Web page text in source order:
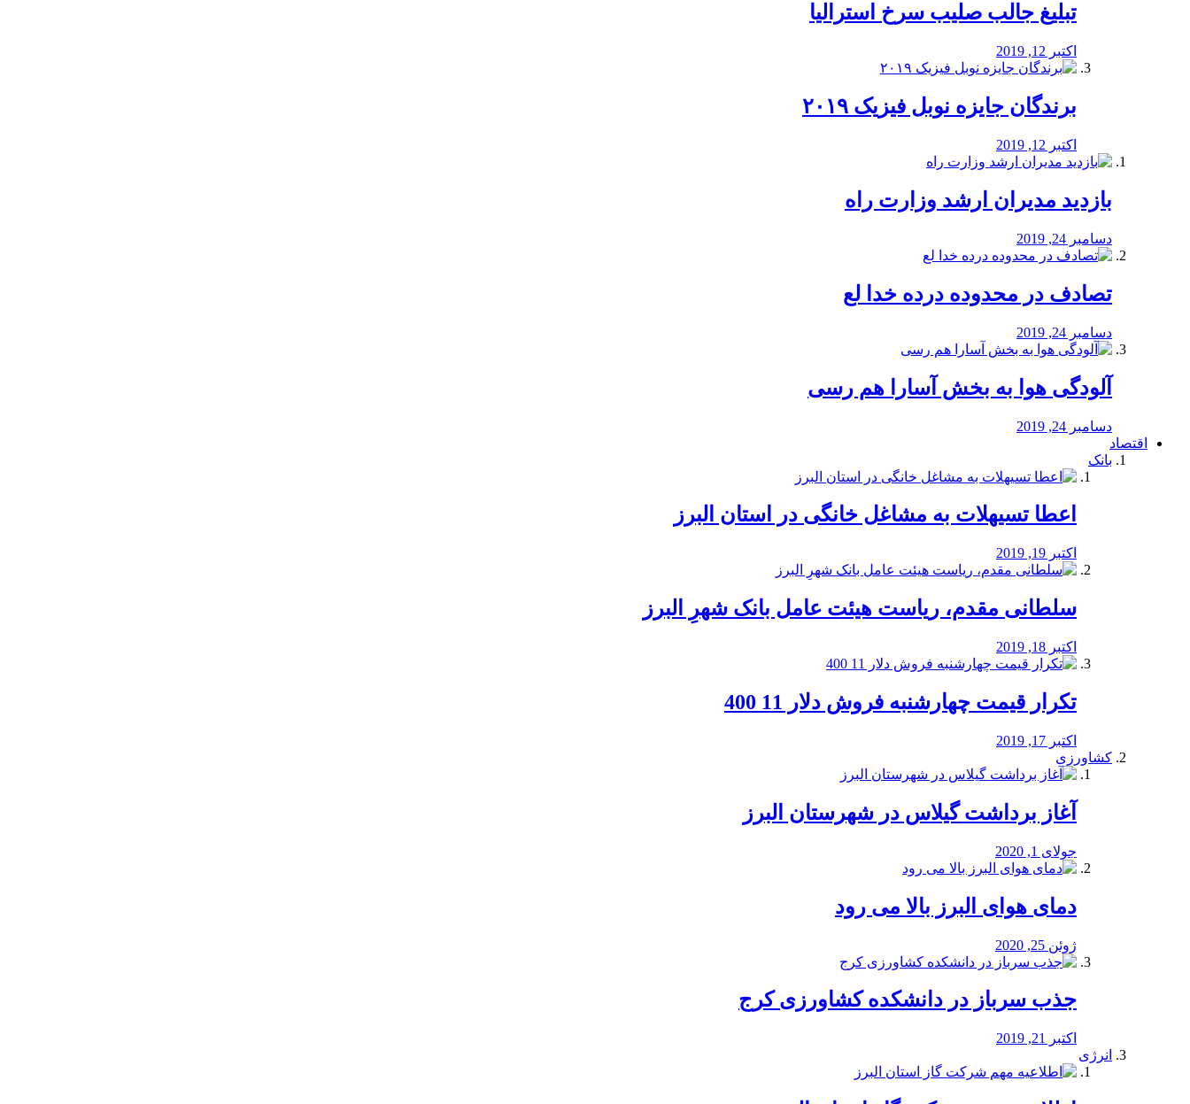
تبلیغ جالب صلیب سرخ استرالیا
اکتبر 12, 2019
برندگان جایزه نوبل فیزیک ۲۰۱۹
اکتبر 12, 2019
بازدید مدیران ارشد وزارت راه
دسامبر 24, 2019
تصادف در محدوده درده خدا لع
دسامبر 24, 2019
آلودگی هوا به بخش آسارا هم رسی
دسامبر 24, 2019
اقتصاد
بانک
️اعطا تسیهلات به مشاغل خانگی در استان البرز
اکتبر 19, 2019
سلطانی مقدم، ریاست هیئت عامل بانک شهرِ البرز
اکتبر 18, 2019
تکرار قیمت چهارشنبه فروش دلار 11 400
اکتبر 17, 2019
کشاورزی
آغاز برداشت گیلاس در شهرستان البرز
جولای 1, 2020
دمای هوای البرز بالا می رود
ژوئن 25, 2020
جذب سرباز در دانشکده کشاورزی کرج
اکتبر 21, 2019
انرژی